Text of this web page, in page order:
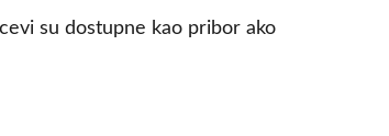
su dostupne kao pribor ako